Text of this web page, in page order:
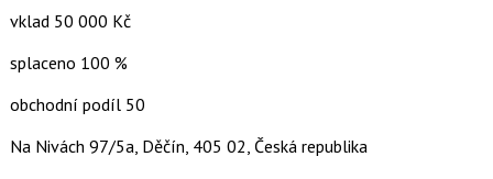
vklad 50 000 Kč
splaceno 100 %
obchodní podíl 50
Na Nivách 97/5a, Děčín, 405 02, Česká republika